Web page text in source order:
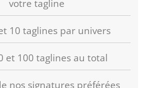
votre tagline
10 taglines par univers
et 100 taglines au total
nos signatures préférées